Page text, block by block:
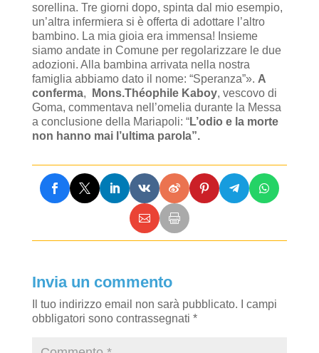
sorellina. Tre giorni dopo, spinta dal mio esempio,
un’altra infermiera si è offerta di adottare l’altro
bambino. La mia gioia era immensa! Insieme
siamo andate in Comune per regolarizzare le due
adozioni. Alla bambina arrivata nella nostra
famiglia abbiamo dato il nome: “Speranza”». A
conferma, Mons.Théophile Kaboy, vescovo di
Goma, commentava nell’omelia durante la Messa
a conclusione della Mariapoli: “L’odio e la morte
non hanno mai l’ultima parola”.
Invia un commento
Il tuo indirizzo email non sarà pubblicato.
I campi
obbligatori sono contrassegnati *